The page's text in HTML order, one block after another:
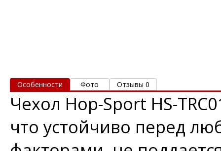
Особенности Фото Отзывы 0
Чехол Hop-Sport HS-
что устойчиво перед